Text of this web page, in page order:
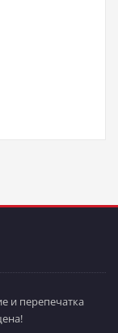
и перепечатка